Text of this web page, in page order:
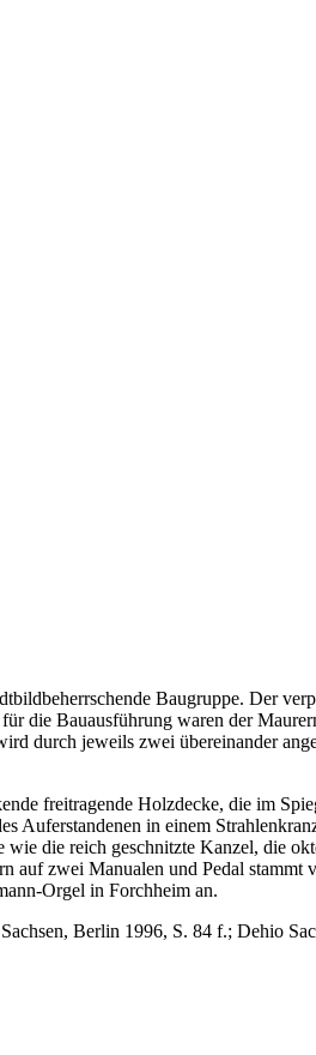
Baugruppe. Der
die Bauausführung waren der
durch jeweils zwei übereinander
freitragende Holzdecke, die im
Auferstandenen in einem
die reich geschnitzte Kanzel, die
zwei Manualen und Pedal
Orgel in Forchheim an.
Berlin 1996, S. 84 f.; Dehio